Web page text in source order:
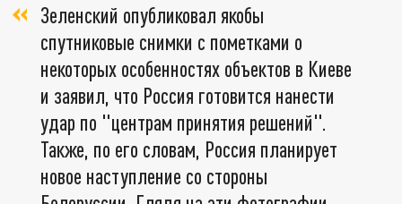
Зеленский опубликовал якобы
спутниковые снимки с пометками о
некоторых особенностях объектов в Киеве
и заявил, что Россия готовится нанести
удар по "центрам принятия решений".
Также, по его словам, Россия планирует
новое наступление со стороны